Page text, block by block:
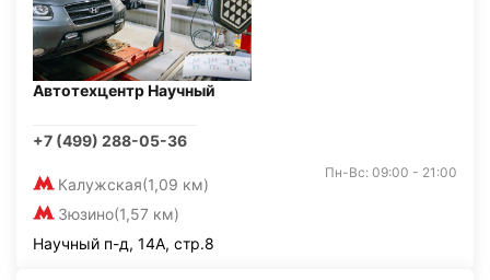
Автотехцентр Научный
+7 (499) 288-05-36
Калужская(1,09 км)
Зюзино(1,57 км)
Пн-Вс: 09:00 - 21:00
Научный п-д, 14А, стр.8